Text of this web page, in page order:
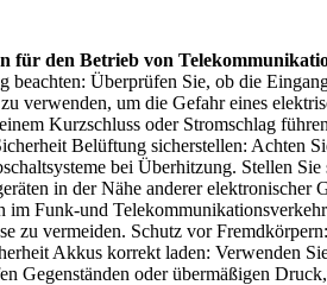
für den Betrieb von
beachten: Überprüfen Sie, ob die
verwenden, um die Gefahr eines
Kurzschluss oder Stromschlag
Belüftung sicherstellen:
bei Überhitzung. Stellen
in der Nähe anderer
im Funk-und
zu vermeiden. Schutz vor
Akkus korrekt laden: Verwenden
Gegenständen oder übermäßigen